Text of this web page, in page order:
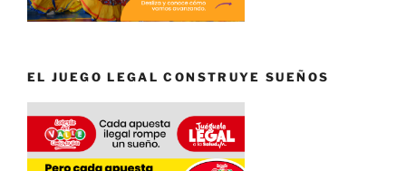
EL JUEGO LEGAL CONSTRUYE SUEÑOS